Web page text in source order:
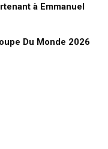
à Emmanuel
Du Monde 2026